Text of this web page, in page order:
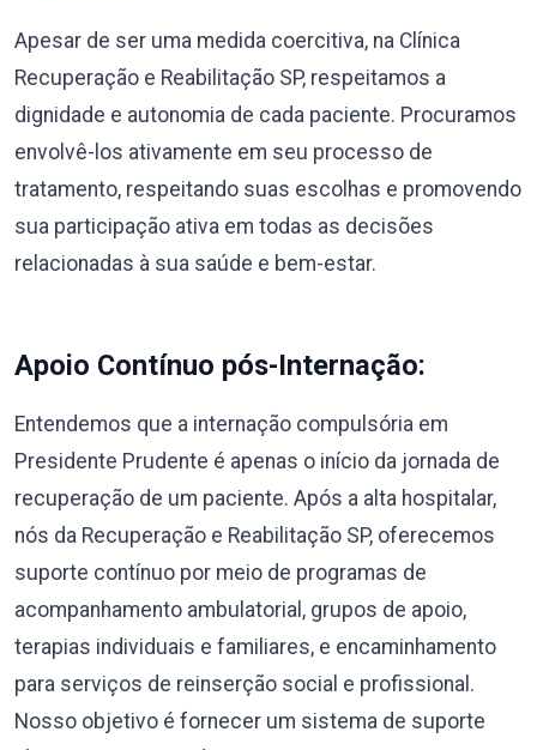
Apesar de ser uma medida coercitiva, na Clínica
Recuperação e Reabilitação SP, respeitamos a
dignidade e autonomia de cada paciente. Procuramos
envolvê-los ativamente em seu processo de
tratamento, respeitando suas escolhas e promovendo
sua participação ativa em todas as decisões
relacionadas à sua saúde e bem-estar.
Apoio Contínuo pós-Internação:
Entendemos que a internação compulsória em
Presidente Prudente é apenas o início da jornada de
recuperação de um paciente. Após a alta hospitalar,
nós da Recuperação e Reabilitação SP, oferecemos
suporte contínuo por meio de programas de
acompanhamento ambulatorial, grupos de apoio,
terapias individuais e familiares, e encaminhamento
para serviços de reinserção social e profissional.
Nosso objetivo é fornecer um sistema de suporte